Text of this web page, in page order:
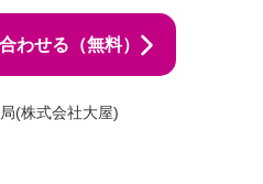
わせる（無料）
(株式会社大屋)